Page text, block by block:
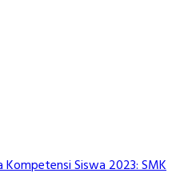
Siswa 2023: SMK